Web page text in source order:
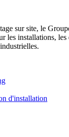
sur site, le
les installations,
d'installation